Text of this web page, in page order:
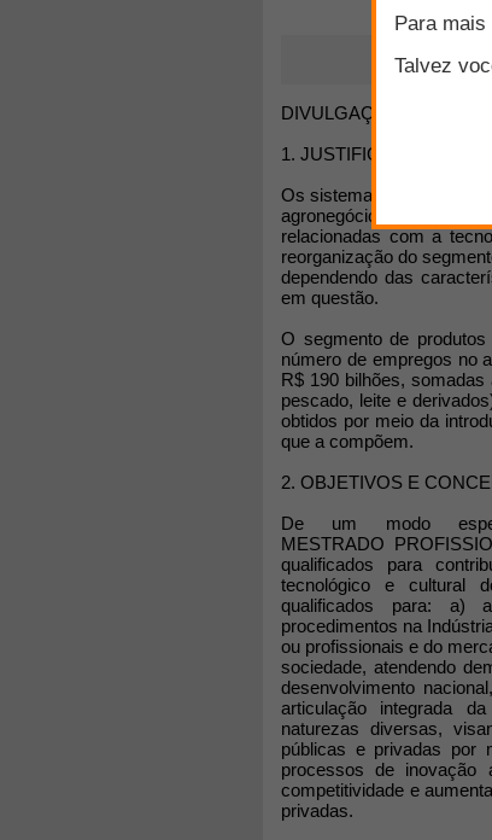
DIVULGAÇÃO SOBRE
1. JUSTIFICATIVA DO
Os sistemas
agronegócio brasileiro,
relacionadas com a
reorganização do
dependendo das
em questão.
O segmento de
número de empregos no
R$ 190 bilhões,
pescado, leite e
obtidos por meio da
que a compõem.
2. OBJETIVOS E
De um modo
MESTRADO
qualificados para
tecnológico e cultural
qualificados para: a)
procedimentos na
ou profissionais e do
sociedade, atendendo
desenvolvimento
articulação integrada
naturezas diversas,
públicas e privadas por
processos de inovação
competitividade e
privadas.